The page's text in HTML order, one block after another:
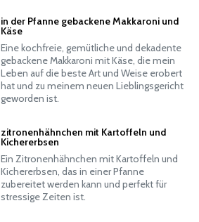
in der Pfanne gebackene Makkaroni und
Käse
Eine kochfreie, gemütliche und dekadente
gebackene Makkaroni mit Käse, die mein
Leben auf die beste Art und Weise erobert
hat und zu meinem neuen Lieblingsgericht
geworden ist.
zitronenhähnchen mit Kartoffeln und
Kichererbsen
Ein Zitronenhähnchen mit Kartoffeln und
Kichererbsen, das in einer Pfanne
zubereitet werden kann und perfekt für
stressige Zeiten ist.